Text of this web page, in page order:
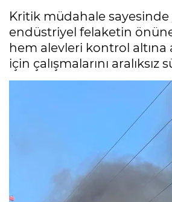
Kritik müdahale sayesinde
endüstriyel felaketin
hem alevleri kontrol
için çalışmalarını aralıksız